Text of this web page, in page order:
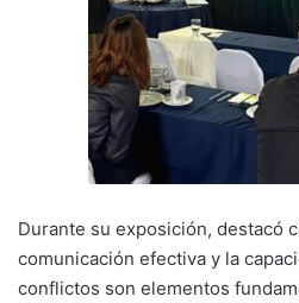
Durante su exposición, destacó
comunicación efectiva y la
conflictos son elementos